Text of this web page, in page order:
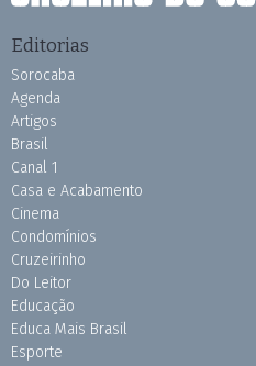
Editorias
Sorocaba
Agenda
Artigos
Brasil
Canal 1
Casa e Acabamento
Cinema
Condomínios
Cruzeirinho
Do Leitor
Educação
Educa Mais Brasil
Esporte